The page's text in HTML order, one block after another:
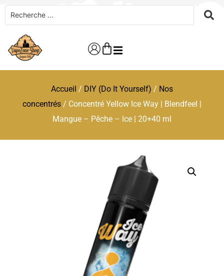
Accueil / DIY (Do It Yourself) / Nos
concentrés / Concentré Yellow Ice Way | Blendfeel |
Mangue – Pêche – Ice | 20+40 ml